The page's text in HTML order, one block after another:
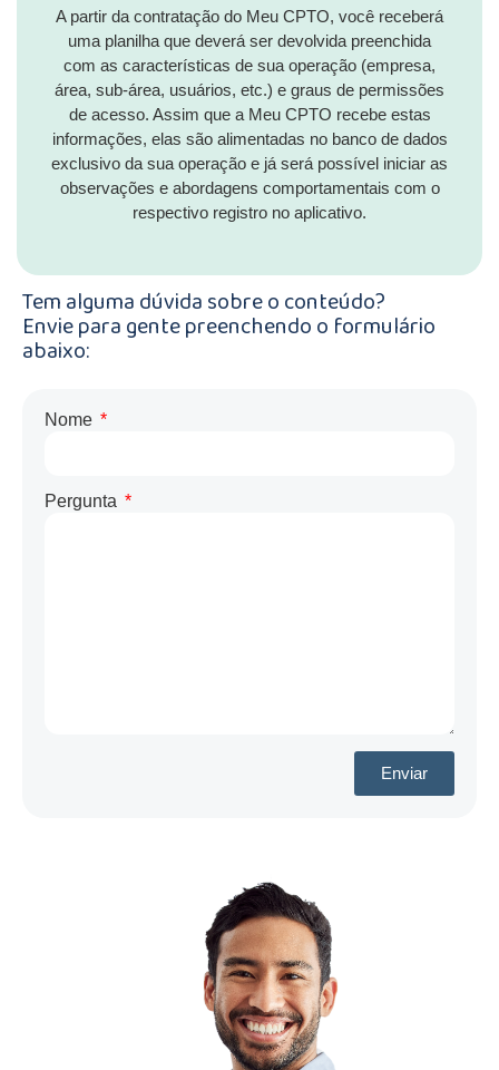
A partir da contratação do Meu CPTO, você receberá
uma planilha que deverá ser devolvida preenchida
com as características de sua operação (empresa,
área, sub-área, usuários, etc.) e graus de permissões
de acesso. Assim que a Meu CPTO recebe estas
informações, elas são alimentadas no banco de dados
exclusivo da sua operação e já será possível iniciar as
observações e abordagens comportamentais com o
respectivo registro no aplicativo.
Tem alguma dúvida sobre o conteúdo?
Envie para gente preenchendo o formulário
abaixo:
Nome
Pergunta
Enviar